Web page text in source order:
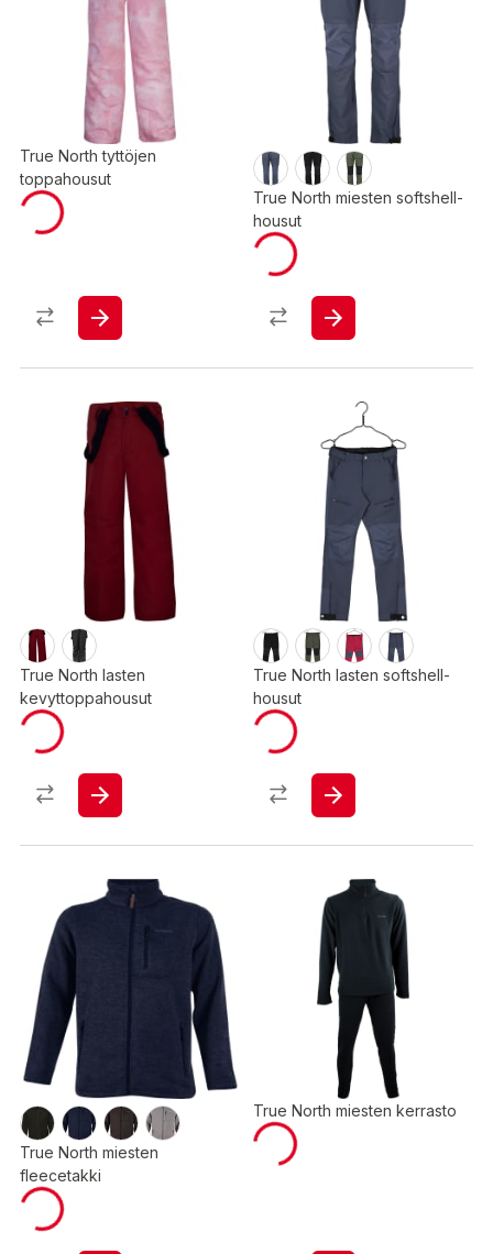
True North tyttöjen
toppahousut
True North miesten softshell-
housut
True North lasten
kevyttoppahousut
True North lasten softshell-
housut
True North miesten
fleecetakki
True North miesten kerrasto